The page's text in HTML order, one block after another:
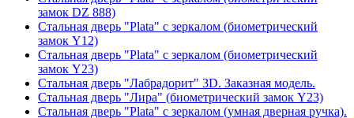
замок DZ 888)
Стальная дверь "Plata" с зеркалом (биометрический
замок Y12)
Стальная дверь "Plata" с зеркалом (биометрический
замок Y23)
Стальная дверь "Лабрадорит" 3D. Заказная модель.
Стальная дверь "Лира" (биометрический замок Y23)
Стальная дверь "Plata" с зеркалом (умная дверная ручка).